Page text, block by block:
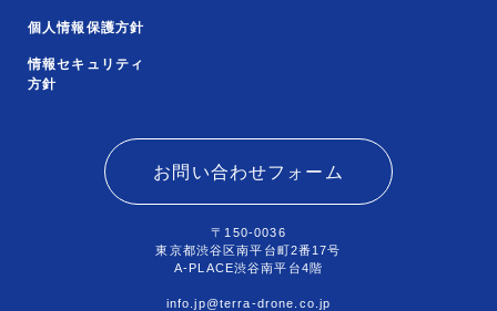
個人情報保護方針
情報セキュリティ
方針
お問い合わせフォーム
〒150-0036
東京都渋谷区南平台町2番17号
A-PLACE渋谷南平台4階
info.jp@terra-drone.co.jp